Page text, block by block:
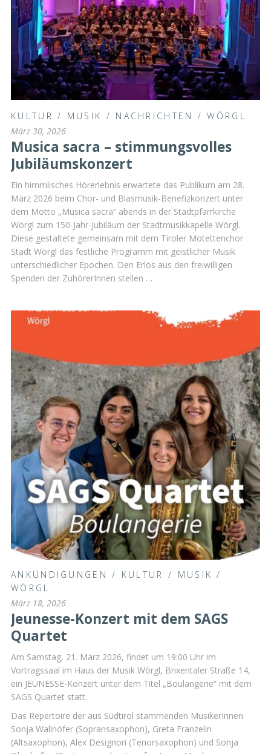
KULTUR / MUSIK / NACHRICHTEN /WÖRGL
März 30, 2026
Musica sacra – stimmungsvolles
Jubiläumskonzert
Ein himmlisches Hörerlebnis erwartete das Publikum am 28.
März 2026 beim Chor- und Blasmusik-Benefizkonzert unter
dem Motto „Musica sacra“ abends in der Stadtpfarrkirche
Wörgl zum 150-Jahr-Jubiläum der Stadtmusikkapelle Wörgl.
Diese gestaltete gemeinsam mit dem Tiroler Motettenchor
Stadt Wörgl das festliche Programm mit geistlicher Musik
unterschiedlicher Epochen. Den Erlös aus den freiwilligen
Spenden der ZuhörerInnen stellen …
ANKÜNDIGUNGEN / KULTUR / MUSIK /
WÖRGL
März 18, 2026
Jeunesse-Konzert mit dem SAGS
Quartet
Am Samstag, 21. März 2026, findet um 19:00 Uhr im
Vortragssaal im Haus der Musik Wörgl, Brixentaler Straße 14,
ein JEUNESSE-Konzert unter dem Titel „Boulangerie“ mit dem
SAGS Quartet statt.
Das Repertoire der aus Südtirol stammenden MusikerInnen
Sonja Wallnöfer (Sopransaxophon), Greta Franzelin
(Altsaxophon), Alex Designori (Tenorsaxophon) und Sonja